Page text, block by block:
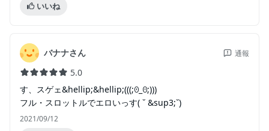
いいね
バナナさん 通報
5.0
す、スゲェ&hellip;&hellip;(((;ꏿ_ꏿ;)))
フル・スロットルでエロいっす( ˘ &sup3;˘)
2021/09/12